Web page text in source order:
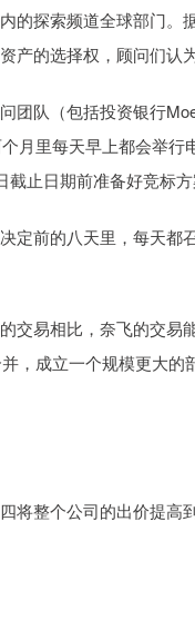
的探索频道全球部门。
的选择权，顾问们认
队（包括投资银行
月里每天早上都会举
止日期前准备好竞标方
前的八天里，每天都
易相比，奈飞的交易
，成立一个规模更大
整个公司的出价提高